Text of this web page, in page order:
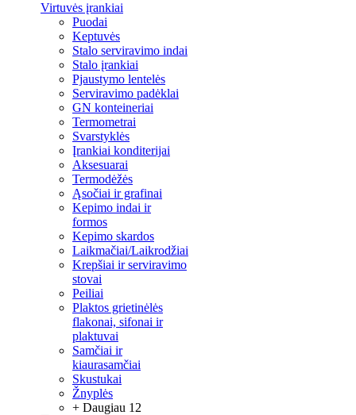
Virtuvės įrankiai
Puodai
Keptuvės
Stalo serviravimo indai
Stalo įrankiai
Pjaustymo lentelės
Serviravimo padėklai
GN konteineriai
Termometrai
Svarstyklės
Įrankiai konditerijai
Aksesuarai
Termodėžės
Ąsočiai ir grafinai
Kepimo indai ir
formos
Kepimo skardos
Laikmačiai/Laikrodžiai
Krepšiai ir serviravimo
stovai
Peiliai
Plaktos grietinėlės
flakonai, sifonai ir
plaktuvai
Samčiai ir
kiaurasamčiai
Skustukai
Žnyplės
+ Daugiau 12